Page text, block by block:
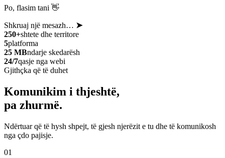
Po, flasim tani 👋
Shkruaj një mesazh… ➤
250+shtete dhe territore
5platforma
25 MBndarje skedarësh
24/7qasje nga webi
Gjithçka që të duhet
Komunikim i thjeshtë,
pa zhurmë.
Ndërtuar që të hysh shpejt, të gjesh njerëzit e tu dhe të komunikosh
nga çdo pajisje.
01